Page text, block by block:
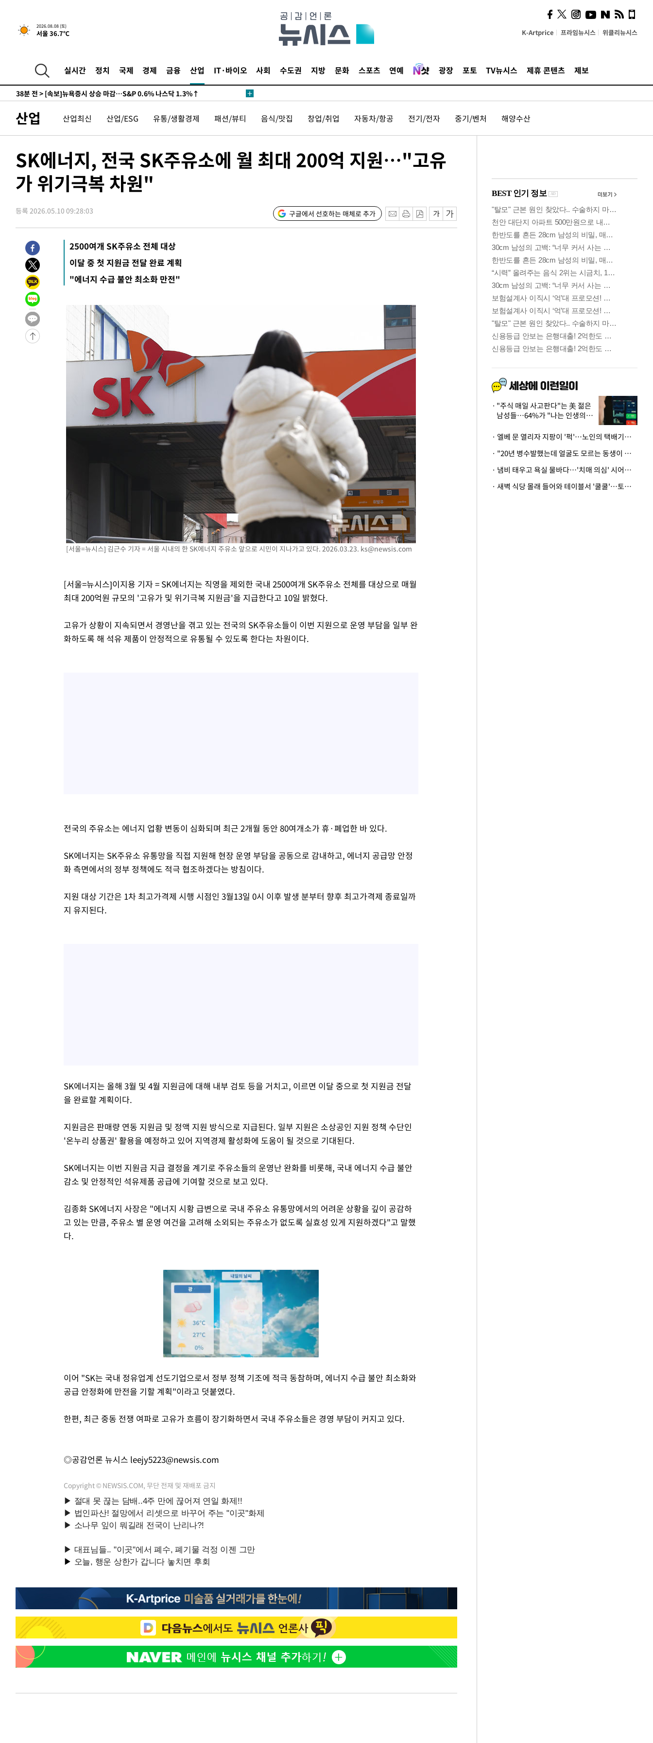
2026.08.08 (토)
서울 36.7℃ K-Artprice 프라임뉴시스 위클리뉴시스
실시간 정치 국제 경제 금융 산업 IT·바이오 사회 수도권 지방 문화 스포츠 연예 광장 포토 TV뉴시스 제휴 콘텐츠 제보
-24201초 전 >여수 오동도 해상서 모터보트 전복…1명 사망·1명 실종
-20428초 전 >극한폭염 한풀 꺾이지만…'낮 최고 35도' 무더위, 열대야 계속[다음
-15963초 전 >
[속보]'압수수색·성접대 논란' 축구협회 "실망과 걱정 안겨드려 죄
-4584초 전 >
38분 전 > [속보]뉴욕증시 상승 마감…S&P 0.6% 나스닥 1.3%↑
-27311초 전 >
선재도서 해루질 나섰다 실종 60대, 닷새 만에 숨진 채 발견
-24845초 전 >남자 농구, 나고야 아시안게임서 '홈팀' 일본과 한일전
-20448초 전 >
극한폭염 한풀 꺾이지만…'낮 최고 35도' 무더위, 열대야 계속[다음
주 날씨]
-17466초 전 >축구협회 "압수수색·성접대 논란 사과…쇄신의 기회로 삼겠다"
-15983초 전 >[속보]'압수수색·성접대 논란' 축구협회 "실망과 걱정 안겨드려 죄
37분 전 >[속보]뉴욕증시 상승 마감…S&P 0.6% 나스닥 1.3%↑
산업 산업최신 산업/ESG 유통/생활경제 패션/뷰티 음식/맛집 창업/취업 자동차/항공 전기/전자 중기/벤처 해양수산
SK에너지, 전국 SK주유소에 월 최대 200억 지원…"고유
가 위기극복 차원"
등록 2026.05.10 09:28:03 구글에서 선호하는 매체로 추가
2500여개 SK주유소 전체 대상
이달 중 첫 지원금 전달 완료 계획
"에너지 수급 불안 최소화 만전"
[서울=뉴시스] 김근수 기자 = 서울 시내의 한 SK에너지 주유소 앞으로 시민이 지나가고 있다. 2026.03.23. ks@newsis.com
[서울=뉴시스]이지용 기자 = SK에너지는 직영을 제외한 국내 2500여개 SK주유소 전체를 대상으로 매월
최대 200억원 규모의 '고유가 및 위기극복 지원금'을 지급한다고 10일 밝혔다.
고유가 상황이 지속되면서 경영난을 겪고 있는 전국의 SK주유소들이 이번 지원으로 운영 부담을 일부 완
화하도록 해 석유 제품이 안정적으로 유통될 수 있도록 한다는 차원이다.
전국의 주유소는 에너지 업황 변동이 심화되며 최근 2개월 동안 80여개소가 휴·폐업한 바 있다.
SK에너지는 SK주유소 유통망을 직접 지원해 현장 운영 부담을 공동으로 감내하고, 에너지 공급망 안정
화 측면에서의 정부 정책에도 적극 협조하겠다는 방침이다.
지원 대상 기간은 1차 최고가격제 시행 시점인 3월13일 0시 이후 발생 분부터 향후 최고가격제 종료일까
지 유지된다.
SK에너지는 올해 3월 및 4월 지원금에 대해 내부 검토 등을 거치고, 이르면 이달 중으로 첫 지원금 전달
을 완료할 계획이다.
지원금은 판매량 연동 지원금 및 정액 지원 방식으로 지급된다. 일부 지원은 소상공인 지원 정책 수단인
'온누리 상품권' 활용을 예정하고 있어 지역경제 활성화에 도움이 될 것으로 기대된다.
SK에너지는 이번 지원금 지급 결정을 계기로 주유소들의 운영난 완화를 비롯해, 국내 에너지 수급 불안
감소 및 안정적인 석유제품 공급에 기여할 것으로 보고 있다.
김종화 SK에너지 사장은 "에너지 시황 급변으로 국내 주유소 유통망에서의 어려운 상황을 깊이 공감하
고 있는 만큼, 주유소 별 운영 여건을 고려해 소외되는 주유소가 없도록 실효성 있게 지원하겠다"고 말했
다.
이어 "SK는 국내 정유업계 선도기업으로서 정부 정책 기조에 적극 동참하며, 에너지 수급 불안 최소화와
공급 안정화에 만전을 기할 계획"이라고 덧붙였다.
한편, 최근 중동 전쟁 여파로 고유가 흐름이 장기화하면서 국내 주유소들은 경영 부담이 커지고 있다.
◎공감언론 뉴시스 leejy5223@newsis.com
Copyright © NEWSIS.COM, 무단 전재 및 재배포 금지
사이 해답 찾았죠"…알을
깨고 나온 '초자아'
"주식 매일 사고판다"는 美 젊은
남성들…64%가 "나는 인생의
· 엘베 문 열리자 지팡이 '퍽'…노인의 택배기사 폭행 이유
· "20년 병수발했는데 얼굴도 모르는 동생이 유산 절반을"…배다른 형제 상속권 있을까
· 냄비 태우고 욕실 물바다…'치매 의심' 시어머니 검사 권유했다가 '날벼락'
· 새벽 식당 몰래 들어와 테이블서 '쿨쿨'…토사물 남기고 사라진 남성